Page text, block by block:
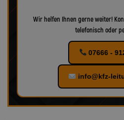
Wir helfen Ihnen gerne weiter!
telefonisch oder
07666 -
info@kfz-